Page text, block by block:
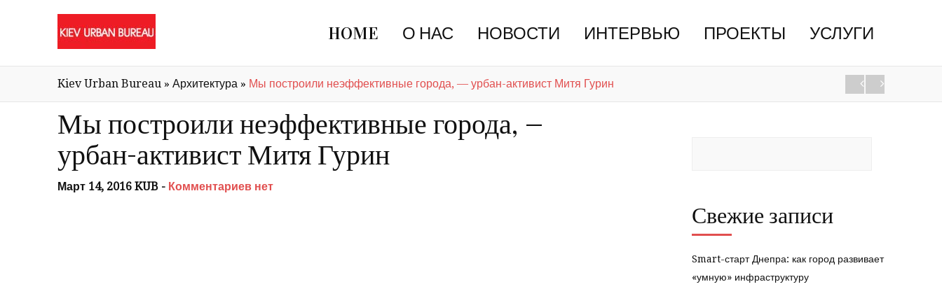
HOME О НАС НОВОСТИ ИНТЕРВЬЮ ПРОЕКТЫ УСЛУГИ
Kiev Urban Bureau » Архитектура » Мы построили неэффективные города, — урбан-активист Митя Гурин
Мы построили неэффективные города, —
урбан-активист Митя Гурин
Март 14, 2016 KUB - Комментариев нет
Свежие записи
Smart-старт Днепра: как город развивает
«умную» инфраструктуру